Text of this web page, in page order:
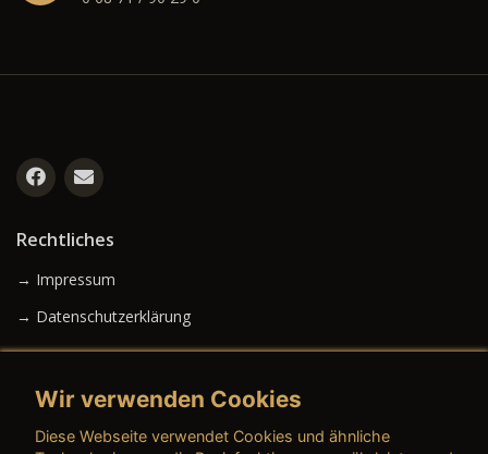
Rechtliches
→ Impressum
→ Datenschutzerklärung
Wir verwenden Cookies
Diese Webseite verwendet Cookies und ähnliche